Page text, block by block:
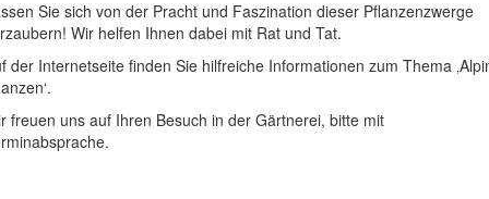
Sie sich von der Pracht und Faszination dieser Pflanzenzwerge
Wir helfen Ihnen dabei mit Rat und Tat.
der Internetseite finden Sie hilfreiche Informationen zum Thema
freuen uns auf Ihren Besuch in der Gärtnerei, bitte mit